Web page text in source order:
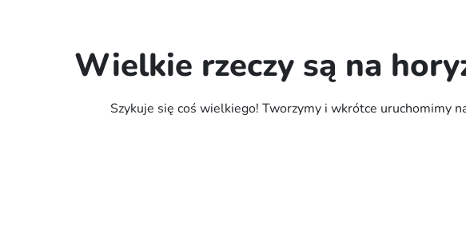
Wielkie rzeczy są na
Szykuje się coś wielkiego! Tworzymy i wkrótce uruchomimy